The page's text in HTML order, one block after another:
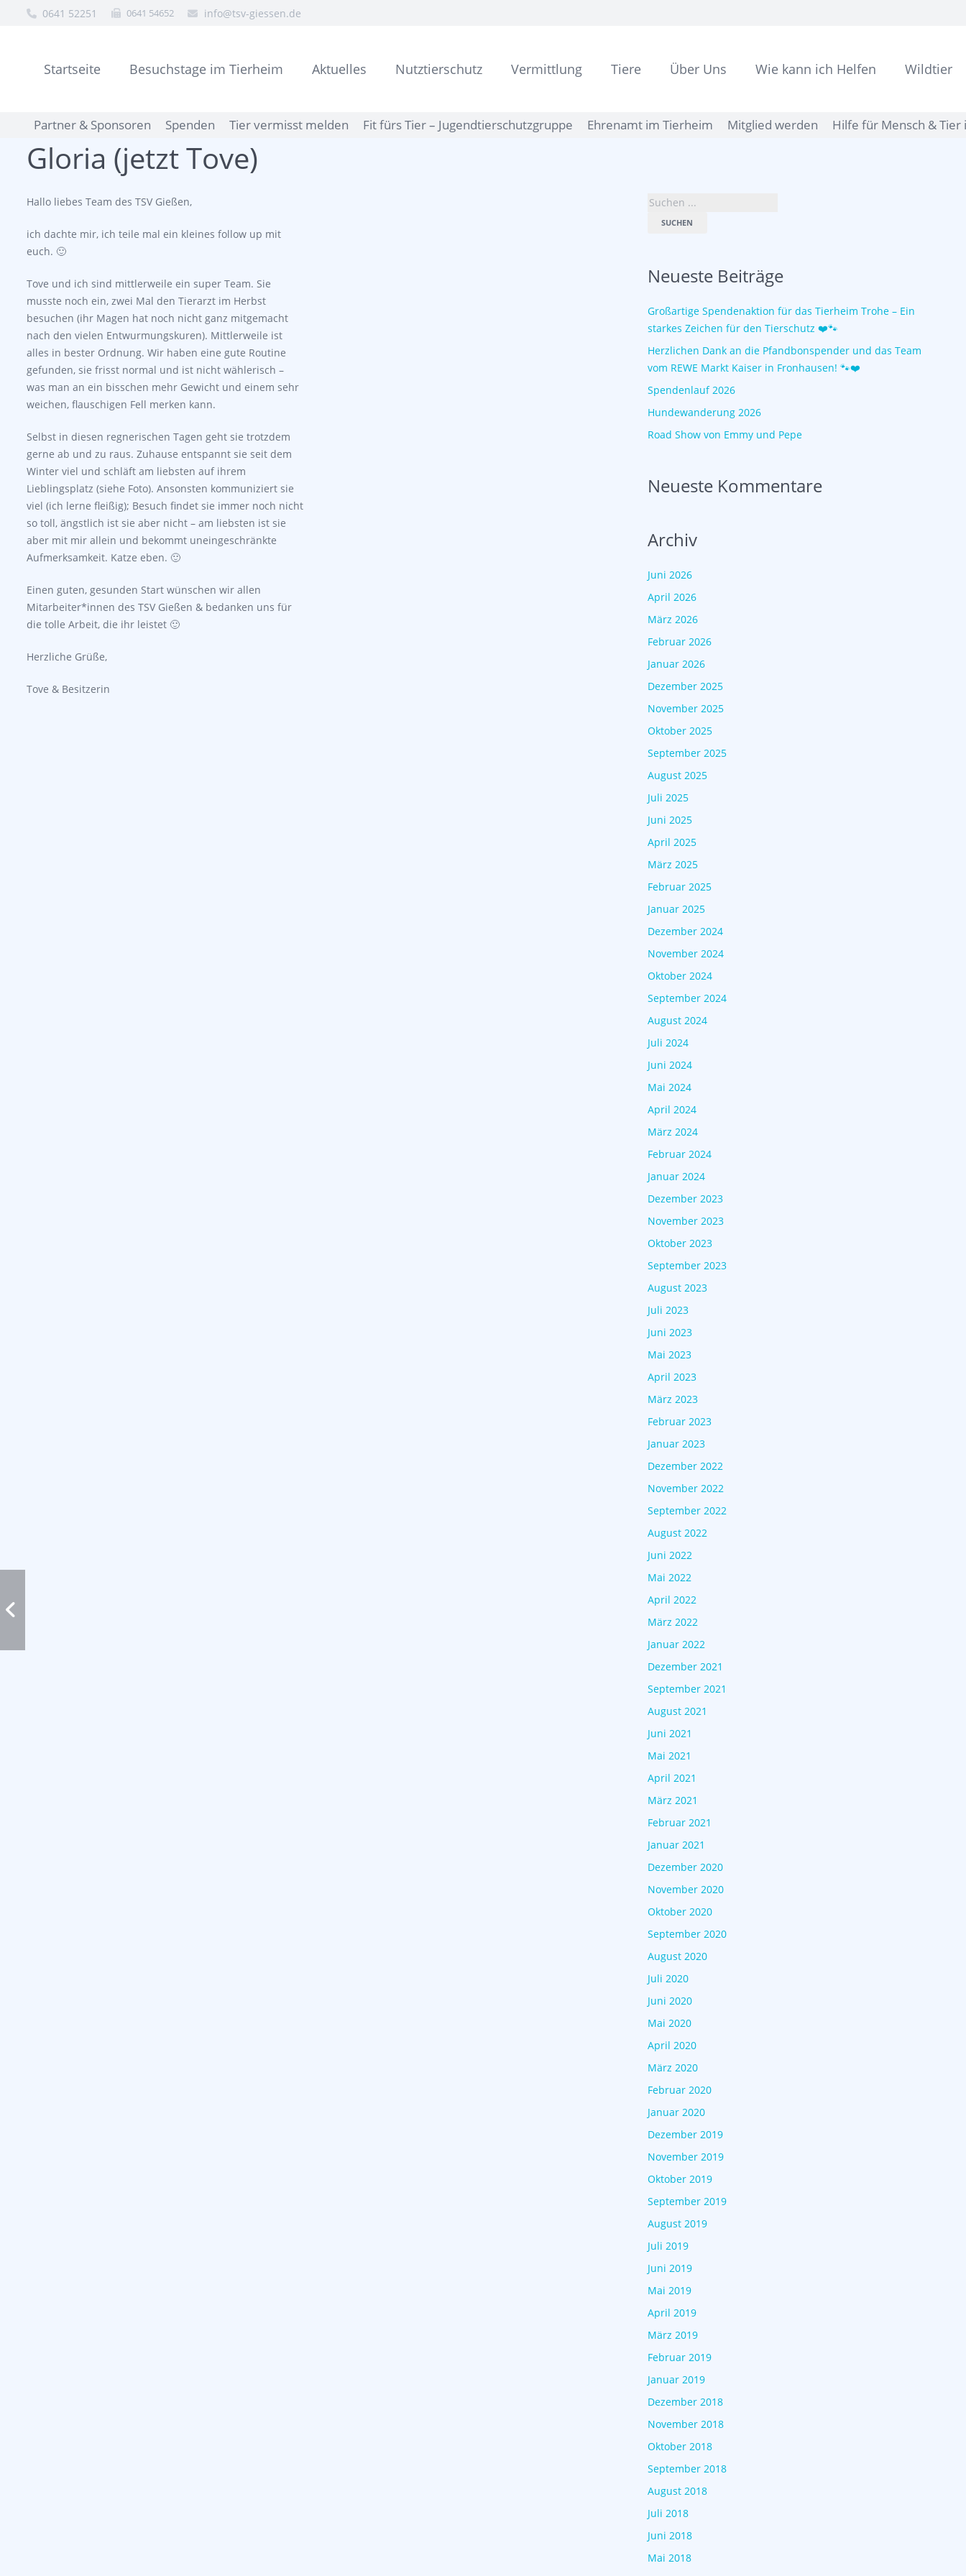
0641 52251 0641 54652 info@tsv-giessen.de
Startseite Besuchstage im Tierheim Aktuelles Nutztierschutz Vermittlung Tiere Über Uns Wie kann ich Helfen Wildtier
Partner & Sponsoren Spenden Tier vermisst melden Fit fürs Tier – Jugendtierschutzgruppe Ehrenamt im Tierheim Mitglied werden Hilfe für Mensch & Tier
Gloria (jetzt Tove)
Hallo liebes Team des TSV Gießen,
ich dachte mir, ich teile mal ein kleines follow up mit
euch. 🙂
Tove und ich sind mittlerweile ein super Team. Sie
musste noch ein, zwei Mal den Tierarzt im Herbst
besuchen (ihr Magen hat noch nicht ganz mitgemacht
nach den vielen Entwurmungskuren). Mittlerweile ist
alles in bester Ordnung. Wir haben eine gute Routine
gefunden, sie frisst normal und ist nicht wählerisch –
was man an ein bisschen mehr Gewicht und einem sehr
weichen, flauschigen Fell merken kann.
Selbst in diesen regnerischen Tagen geht sie trotzdem
gerne ab und zu raus. Zuhause entspannt sie seit dem
Winter viel und schläft am liebsten auf ihrem
Lieblingsplatz (siehe Foto). Ansonsten kommuniziert sie
viel (ich lerne fleißig); Besuch findet sie immer noch nicht
so toll, ängstlich ist sie aber nicht – am liebsten ist sie
aber mit mir allein und bekommt uneingeschränkte
Aufmerksamkeit. Katze eben. 🙂
Einen guten, gesunden Start wünschen wir allen
Mitarbeiter*innen des TSV Gießen & bedanken uns für
die tolle Arbeit, die ihr leistet 🙂
Herzliche Grüße,
Tove & Besitzerin
SUCHEN
Neueste Beiträge
Großartige Spendenaktion für das Tierheim Trohe – Ein
starkes Zeichen für den Tierschutz ❤️🐾
Herzlichen Dank an die Pfandbonspender und das Team
vom REWE Markt Kaiser in Fronhausen! 🐾❤️
Spendenlauf 2026
Hundewanderung 2026
Road Show von Emmy und Pepe
Neueste Kommentare
Archiv
Juni 2026
April 2026
März 2026
Februar 2026
Januar 2026
Dezember 2025
November 2025
Oktober 2025
September 2025
August 2025
Juli 2025
Juni 2025
April 2025
März 2025
Februar 2025
Januar 2025
Dezember 2024
November 2024
Oktober 2024
September 2024
August 2024
Juli 2024
Juni 2024
Mai 2024
April 2024
März 2024
Februar 2024
Januar 2024
Dezember 2023
November 2023
Oktober 2023
September 2023
August 2023
Juli 2023
Juni 2023
Mai 2023
April 2023
März 2023
Februar 2023
Januar 2023
Dezember 2022
November 2022
September 2022
August 2022
Juni 2022
Mai 2022
April 2022
März 2022
Januar 2022
Dezember 2021
September 2021
August 2021
Juni 2021
Mai 2021
April 2021
März 2021
Februar 2021
Januar 2021
Dezember 2020
November 2020
Oktober 2020
September 2020
August 2020
Juli 2020
Juni 2020
Mai 2020
April 2020
März 2020
Februar 2020
Januar 2020
Dezember 2019
November 2019
Oktober 2019
September 2019
August 2019
Juli 2019
Juni 2019
Mai 2019
April 2019
März 2019
Februar 2019
Januar 2019
Dezember 2018
November 2018
Oktober 2018
September 2018
August 2018
Juli 2018
Juni 2018
Mai 2018